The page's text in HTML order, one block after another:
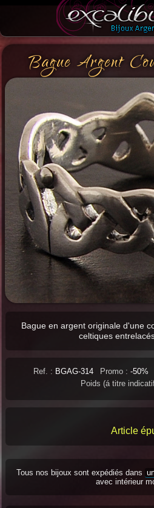
Bague Argent
Bague en argent originale d'une
celtiques
Ref. : BGAG-314 Promo : -50%
Poids (á titre
Article
Tous nos bijoux sont expédiés dans
avec intérieur